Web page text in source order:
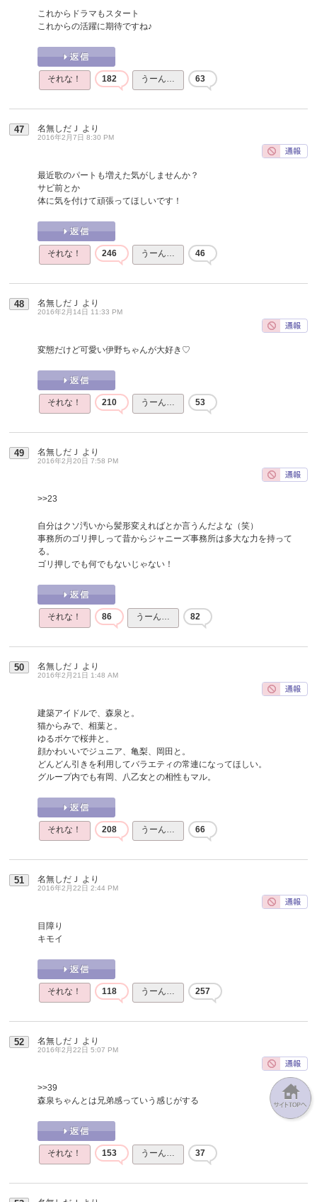
これからドラマもスタート
これからの活躍に期待ですね♪
それな！ 182 うーん… 63
47 名無しだＪ より
2016年2月7日 8:30 PM
最近歌のパートも増えた気がしませんか？
サビ前とか
体に気を付けて頑張ってほしいです！
それな！ 246 うーん… 46
48 名無しだＪ より
2016年2月14日 11:33 PM
変態だけど可愛い伊野ちゃんが大好き♡
それな！ 210 うーん… 53
49 名無しだＪ より
2016年2月20日 7:58 PM
>>23
自分はクソ汚いから髪形変えればとか言うんだよな（笑）
事務所のゴリ押しって昔からジャニーズ事務所は多大な力を持って
る。
ゴリ押しでも何でもないじゃない！
それな！ 86 うーん… 82
50 名無しだＪ より
2016年2月21日 1:48 AM
建築アイドルで、森泉と。
猫からみで、相葉と。
ゆるボケで桜井と。
顔かわいいでジュニア、亀梨、岡田と。
どんどん引きを利用してバラエティの常連になってほしい。
グループ内でも有岡、八乙女との相性もマル。
それな！ 208 うーん… 66
51 名無しだＪ より
2016年2月22日 2:44 PM
目障り
キモイ
それな！ 118 うーん… 257
52 名無しだＪ より
2016年2月22日 5:07 PM
>>39
森泉ちゃんとは兄弟感っていう感じがする
それな！ 153 うーん… 37